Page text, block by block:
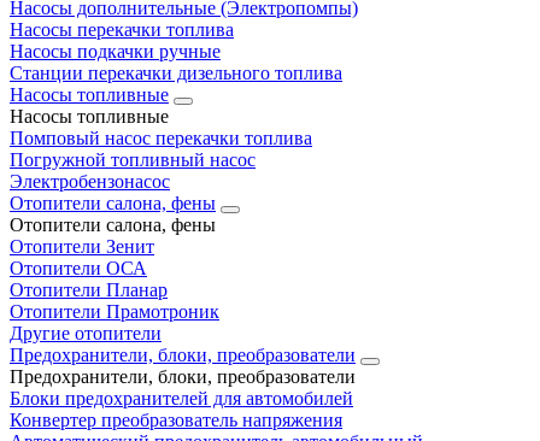
Насосы дополнительные (Электропомпы)
Насосы перекачки топлива
Насосы подкачки ручные
Станции перекачки дизельного топлива
Насосы топливные
Насосы топливные
Помповый насос перекачки топлива
Погружной топливный насос
Электробензонасос
Отопители салона, фены
Отопители салона, фены
Отопители Зенит
Отопители ОСА
Отопители Планар
Отопители Прамотроник
Другие отопители
Предохранители, блоки, преобразователи
Предохранители, блоки, преобразователи
Блоки предохранителей для автомобилей
Конвертер преобразователь напряжения